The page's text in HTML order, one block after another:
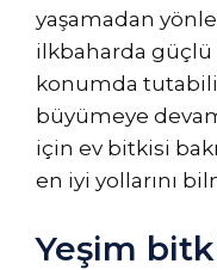
yaşamadan
ilkbaharda
konumda
büyümeye
için ev bitkisi
en iyi yollarını
Yeşim